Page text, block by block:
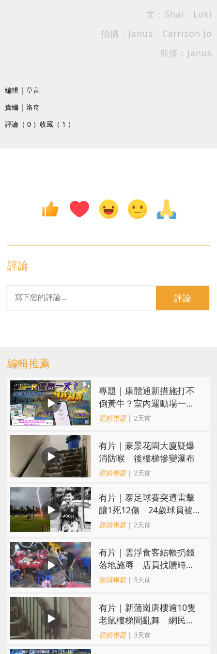
文：Shai、Loki
拍攝：Janus、Carrison Jo
剪接：Janus
編輯 | 草言
責編 | 洛奇
評論（ 0 ） 收藏（ 1 ）
評論
評論
編輯推薦
專題｜康體通新措施打不
倒黃牛？室內運動場一場
難求越炒越貴
視頻專題| 2天前
有片｜豪景花園大廈疑爆
消防喉 後樓梯慘變瀑布
視頻專題| 2天前
有片｜泰足球賽突遭雷擊
釀1死12傷 24歲球員被
閃電劈中亡
視頻專題| 2天前
​有片｜雲浮食客結帳扔錢
落地施辱 店員找贖時還
施彼身獲老闆肯定
視頻專題| 3天前
有片｜新蒲崗唐樓逾10隻
老鼠樓梯間亂舞 網民嚇
親：每次經過都要好大勇
視頻專題| 3天前